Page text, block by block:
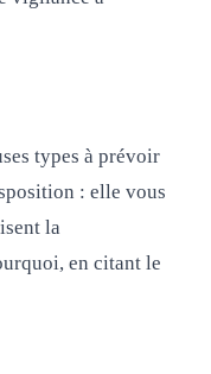
types à prévoir
: elle vous
la
en citant le